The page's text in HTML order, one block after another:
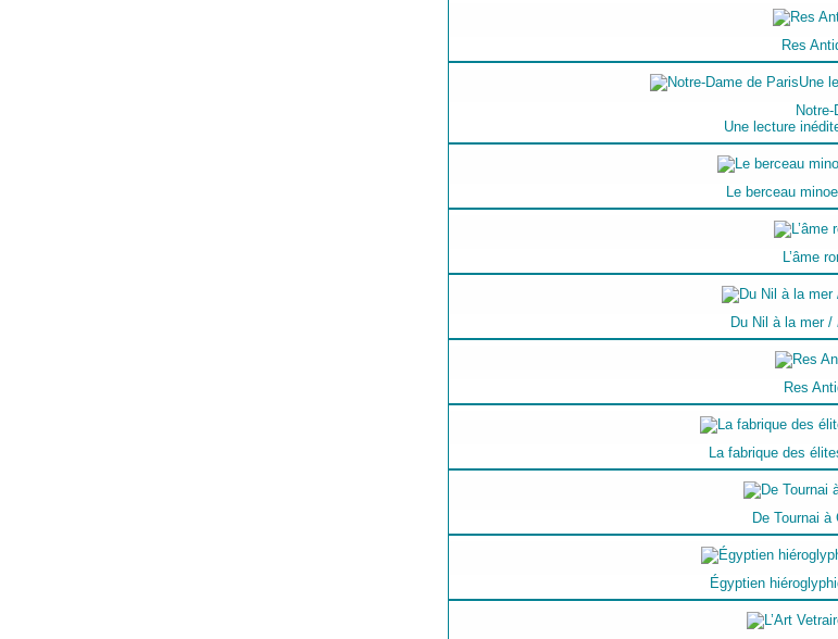
Res
Une lecture
Le berceau
L’âme
Du Nil à la mer /
Res
La fabrique des
De Tournai
Égyptien